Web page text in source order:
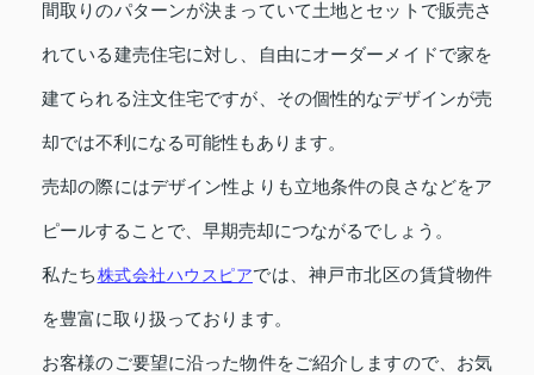
間取りのパターンが決まっていて土地とセットで販売さ
れている建売住宅に対し、自由にオーダーメイドで家を
建てられる注文住宅ですが、その個性的なデザインが売
却では不利になる可能性もあります。
売却の際にはデザイン性よりも立地条件の良さなどをア
ピールすることで、早期売却につながるでしょう。
私たち株式会社ハウスピアでは、神戸市北区の賃貸物件
を豊富に取り扱っております。
お客様のご要望に沿った物件をご紹介しますので、お気